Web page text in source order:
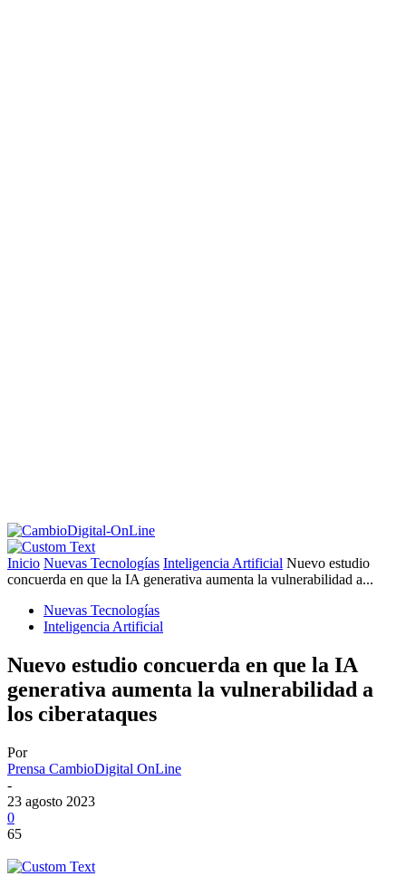
Inicio Nuevas Tecnologías Inteligencia Artificial Nuevo estudio
concuerda en que la IA generativa aumenta la vulnerabilidad a...
Nuevas Tecnologías
Inteligencia Artificial
Nuevo estudio concuerda en que la IA
generativa aumenta la vulnerabilidad a
los ciberataques
Por
Prensa CambioDigital OnLine
-
23 agosto 2023
0
65